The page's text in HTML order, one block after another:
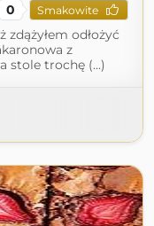
0 Smakowite
zdążyłem odłożyć
z
stole trochę (...)